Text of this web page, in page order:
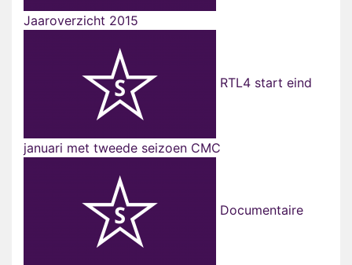
Jaaroverzicht 2015
RTL4 start eind
januari met tweede seizoen CMC
Documentaire